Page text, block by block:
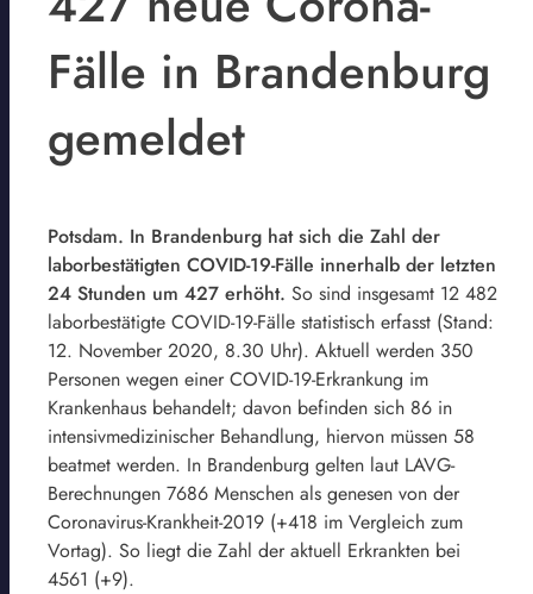
Fälle in Brandenburg
gemeldet
Potsdam. In Brandenburg hat sich die Zahl der
laborbestätigten COVID-19-Fälle innerhalb der letzten
24 Stunden um 427 erhöht. So sind insgesamt 12 482
laborbestätigte COVID-19-Fälle statistisch erfasst (Stand:
12. November 2020, 8.30 Uhr). Aktuell werden 350
Personen wegen einer COVID-19-Erkrankung im
Krankenhaus behandelt; davon befinden sich 86 in
intensivmedizinischer Behandlung, hiervon müssen 58
beatmet werden. In Brandenburg gelten laut LAVG-
Berechnungen 7686 Menschen als genesen von der
Coronavirus-Krankheit-2019 (+418 im Vergleich zum
Vortag). So liegt die Zahl der aktuell Erkrankten bei
4561 (+9).